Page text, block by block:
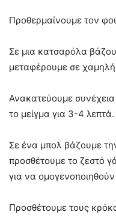
Προθερμαίνουμε τον
Σε μια κατσαρόλα
μεταφέρουμε σε
Ανακατεύουμε
το μείγμα για 3-4 λεπτά.
Σε ένα μπολ βάζουμε
προσθέτουμε το ζεστό
για να
Προσθέτουμε τους